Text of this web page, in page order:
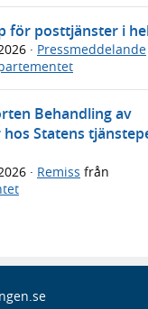
för posttjänster i
· Pressmeddelande
Behandling av
Statens
· Remiss från